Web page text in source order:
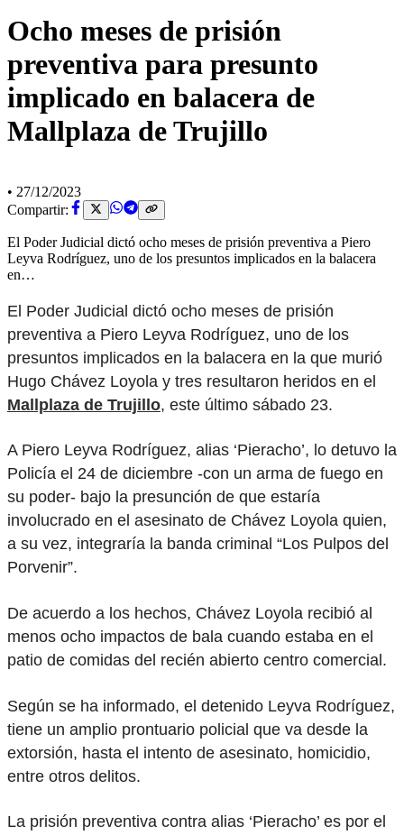
Ocho meses de prisión
preventiva para presunto
implicado en balacera de
Mallplaza de Trujillo
• 27/12/2023
Compartir:
El Poder Judicial dictó ocho meses de prisión preventiva a Piero
Leyva Rodríguez, uno de los presuntos implicados en la balacera
en…
El Poder Judicial dictó ocho meses de prisión
preventiva a Piero Leyva Rodríguez, uno de los
presuntos implicados en la balacera en la que murió
Hugo Chávez Loyola y tres resultaron heridos en el
Mallplaza de Trujillo, este último sábado 23.
A Piero Leyva Rodríguez, alias ‘Pieracho’, lo detuvo la
Policía el 24 de diciembre -con un arma de fuego en
su poder- bajo la presunción de que estaría
involucrado en el asesinato de Chávez Loyola quien,
a su vez, integraría la banda criminal “Los Pulpos del
Porvenir”.
De acuerdo a los hechos, Chávez Loyola recibió al
menos ocho impactos de bala cuando estaba en el
patio de comidas del recién abierto centro comercial.
Según se ha informado, el detenido Leyva Rodríguez,
tiene un amplio prontuario policial que va desde la
extorsión, hasta el intento de asesinato, homicidio,
entre otros delitos.
La prisión preventiva contra alias ‘Pieracho’ es por el